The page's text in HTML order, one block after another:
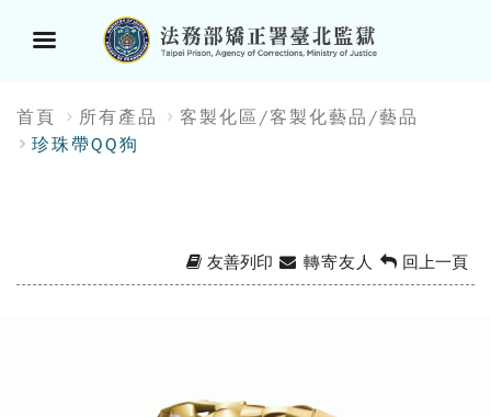
單
首頁 所有產品
客製化區/客製化藝品/藝品
珍珠帶QQ狗
友善列印 轉寄友人 回上一頁